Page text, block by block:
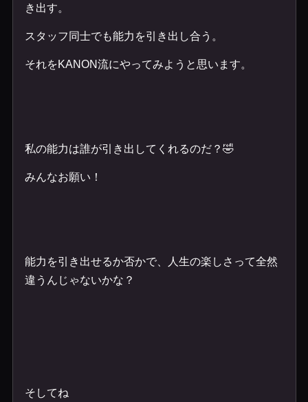
き出す。
スタッフ同士でも能力を引き出し合う。
それをKANON流にやってみようと思います。
私の能力は誰が引き出してくれるのだ？🤣
みんなお願い！
能力を引き出せるか否かで、人生の楽しさって全然
違うんじゃないかな？
そしてね